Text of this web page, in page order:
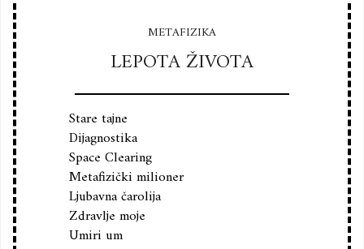
METAFIZIKA
LEPOTA ŽIVOTA
Stare tajne
Dijagnostika
Space Clearing
Metafizički milioner
Ljubavna čarolija
Zdravlje moje
Umiri um